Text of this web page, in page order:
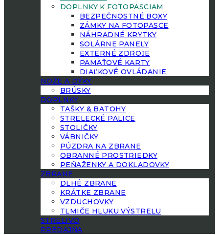
DOPLNKY K FOTOPASCIAM
BEZPEČNOSTNÉ BOXY
ZÁMKY NA FOTOPASCE
NÁHRADNÉ KRYTKY
SOLÁRNE PANELY
EXTERNÉ ZDROJE
PAMÄŤOVÉ KARTY
DIAĽKOVÉ OVLÁDANIE
NOŽE A DÝKY
BRÚSKY
DOPLNKY
TAŠKY & BATOHY
STRELECKÉ PALICE
STOLIČKY
VÁBNIČKY
PÚZDRA NA ZBRANE
OBRANNÉ PROSTRIEDKY
PEŇAŽENKY A DOKLADOVKY
ZBRANE
DLHÉ ZBRANE
KRÁTKE ZBRANE
VZDUCHOVKY
TLMIČE HLUKU VÝSTRELU
STRELIVO
PREDAJŇA